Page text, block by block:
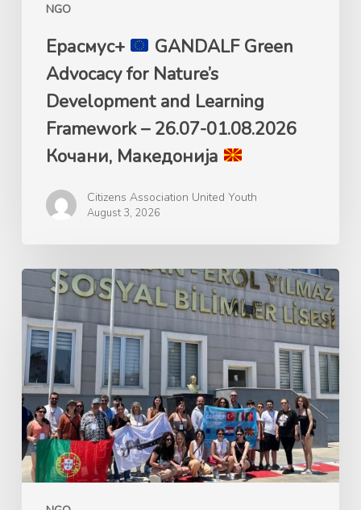
NGO
26.07-
01.08.2026
Кочани,
Македонија
Ерасмус+
GANDALF Green
Advocacy for Nature’s
Development and Learning
Framework – 26.07-01.08.2026
Кочани, Македонија
Citizens Association United Youth
August 3, 2026
Ерасмус+
GANDALF
Green
Advocacy
for
Nature’s
Development
and
Learning